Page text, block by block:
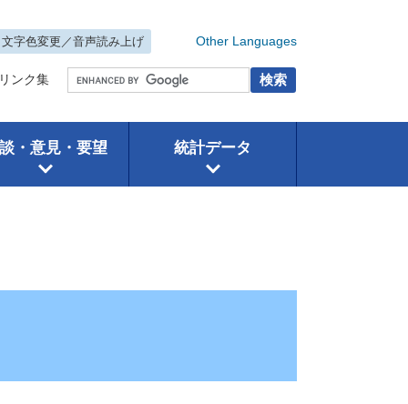
景色・読み上げ
文字色変更／音声読み上げ Other Languages
ンク集
・意見・要望 統計データ